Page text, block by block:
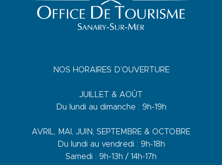
NOS HORAIRES D’OUVERTURE
JUILLET & AOÛT
Du lundi au dimanche : 9h-19h
AVRIL, MAI, JUIN, SEPTEMBRE & OCTOBRE
Du lundi au vendredi : 9h-18h
Samedi : 9h-13h / 14h-17h